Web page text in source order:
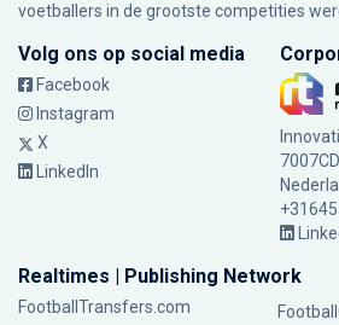
voetballers in de grootste competities
Volg ons op social media
Facebook
Instagram
X
LinkedIn
Realtimes | Publishing Network
FootballTransfers.com